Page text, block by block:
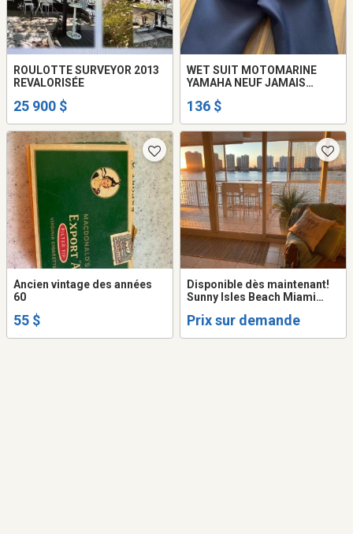
ROULOTTE SURVEYOR 2013
REVALORISÉE
25 900 $
WET SUIT MOTOMARINE
YAMAHA NEUF JAMAIS
136 $
Ancien vintage des années
60
55 $
Disponible dès maintenant!
Sunny Isles Beach Miami
Prix sur demande